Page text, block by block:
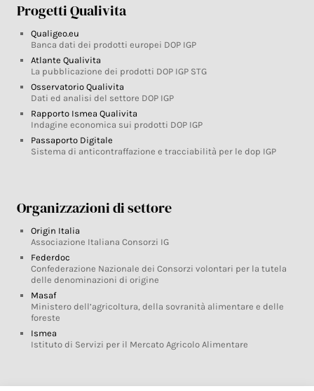
Progetti Qualivita
Qualigeo.eu
Banca dati dei prodotti europei DOP IGP
Atlante Qualivita
La pubblicazione dei prodotti DOP IGP STG
Osservatorio Qualivita
Dati ed analisi del settore DOP IGP
Rapporto Ismea Qualivita
Indagine economica sui prodotti DOP IGP
Passaporto Digitale
Sistema di anticontraffazione e tracciabilità per le dop IGP
Organizzazioni di settore
Origin Italia
Associazione Italiana Consorzi IG
Federdoc
Confederazione Nazionale dei Consorzi volontari per la tutela
delle denominazioni di origine
Masaf
Ministero dell’agricoltura, della sovranità alimentare e delle
foreste
Ismea
Istituto di Servizi per il Mercato Agricolo Alimentare